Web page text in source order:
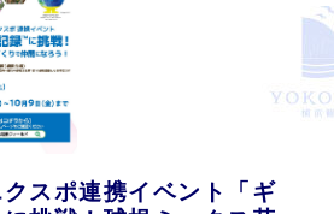
スポ連携イベント「ギ